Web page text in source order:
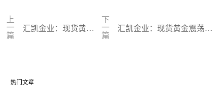
上
一
篇
汇凯金业：现货黄金
下
一
篇
汇凯金业：现货黄金震荡上
热门文章